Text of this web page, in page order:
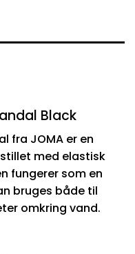
Black
fra JOMA er en
med elastisk
fungerer som en
bruges både til
omkring vand.